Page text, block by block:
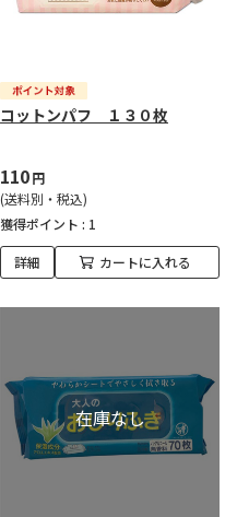
コットンパフ １３０枚
110円
(送料別・税込)
獲得ポイント : 1
詳細 カートに入れる